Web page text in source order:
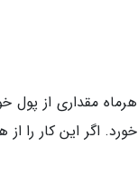
مقداری از پول
اگر این کار را از